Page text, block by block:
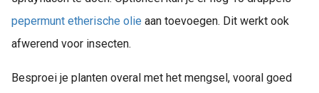
pepermunt etherische olie aan toevoegen. Dit werkt ook
afwerend voor insecten.
Besproei je planten overal met het mengsel, vooral goed